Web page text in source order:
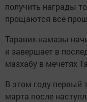
получить награды
прощаются все
Таравих-намазы
и завершает в
мазхабу в мечетях
В этом году первый
марта после